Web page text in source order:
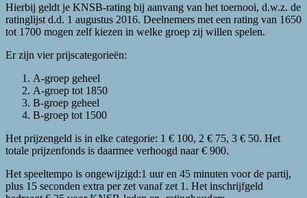
Hierbij geldt je KNSB-rating bij aanvang van het toernooi, d.w.z. de
ratinglijst d.d. 1 augustus 2016. Deelnemers met een rating van 1650
tot 1700 mogen zelf kiezen in welke groep zij willen spelen.
Er zijn vier prijscategorieën:
A-groep geheel
A-groep tot 1850
B-groep geheel
B-groep tot 1500
Het prijzengeld is in elke categorie: 1 € 100, 2 € 75, 3 € 50. Het
totale prijzenfonds is daarmee verhoogd naar € 900.
Het speeltempo is ongewijzigd:1 uur en 45 minuten voor de partij,
plus 15 seconden extra per zet vanaf zet 1. Het inschrijfgeld